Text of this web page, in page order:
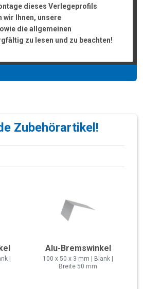
dieses Verlegeprofils
wir Ihnen, unsere
die allgemeinen
zu lesen und zu beachten!
Zubehörartikel!
|
Alu-Bremswinkel
100 x 50 x 3 mm | Blank |
Breite 50 mm